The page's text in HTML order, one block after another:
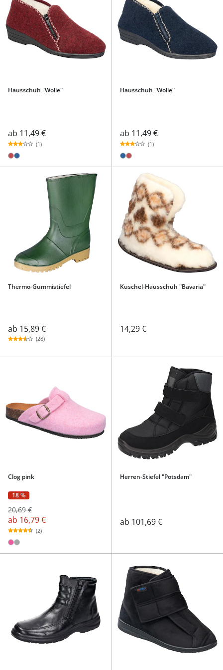
Hausschuh "Wolle"
ab 11,49 €
(1)
Hausschuh "Wolle"
ab 11,49 €
(1)
Thermo-Gummistiefel
ab 15,89 €
(28)
Kuschel-Hausschuh "Bavaria"
14,29 €
Clog pink
18 %
20,69 €
ab 16,79 €
(2)
Herren-Stiefel "Potsdam"
ab 101,69 €